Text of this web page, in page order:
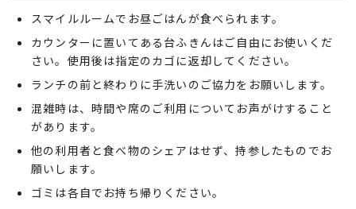
スマイルルームでお昼ごはんが食べられます。
カウンターに置いてある台ふきんはご自由にお使いくだ
さい。使用後は指定のカゴに返却してください。
ランチの前と終わりに手洗いのご協力をお願いします。
混雑時は、時間や席のご利用についてお声がけすること
があります。
他の利用者と食べ物のシェアはせず、持参したものでお
願いします。
ゴミは各自でお持ち帰りください。